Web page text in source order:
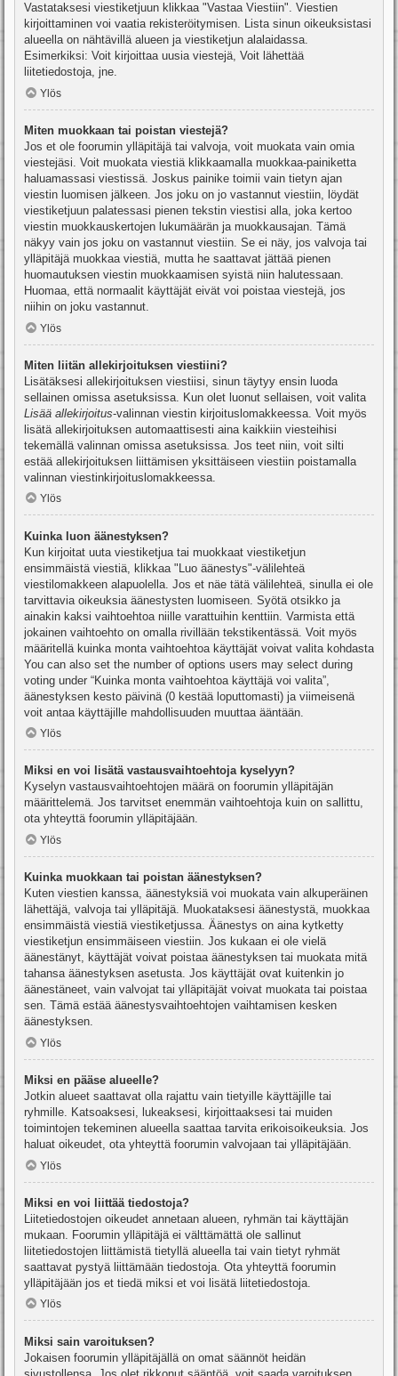
Vastataksesi viestiketjuun klikkaa "Vastaa Viestiin". Viestien
kirjoittaminen voi vaatia rekisteröitymisen. Lista sinun oikeuksistasi
alueella on nähtävillä alueen ja viestiketjun alalaidassa.
Esimerkiksi: Voit kirjoittaa uusia viestejä, Voit lähettää
liitetiedostoja, jne.
Ylös
Miten muokkaan tai poistan viestejä?
Jos et ole foorumin ylläpitäjä tai valvoja, voit muokata vain omia
viestejäsi. Voit muokata viestiä klikkaamalla muokkaa-painiketta
haluamassasi viestissä. Joskus painike toimii vain tietyn ajan
viestin luomisen jälkeen. Jos joku on jo vastannut viestiin, löydät
viestiketjuun palatessasi pienen tekstin viestisi alla, joka kertoo
viestin muokkauskertojen lukumäärän ja muokkausajan. Tämä
näkyy vain jos joku on vastannut viestiin. Se ei näy, jos valvoja tai
ylläpitäjä muokkaa viestiä, mutta he saattavat jättää pienen
huomautuksen viestin muokkaamisen syistä niin halutessaan.
Huomaa, että normaalit käyttäjät eivät voi poistaa viestejä, jos
niihin on joku vastannut.
Ylös
Miten liitän allekirjoituksen viestiini?
Lisätäksesi allekirjoituksen viestiisi, sinun täytyy ensin luoda
sellainen omissa asetuksissa. Kun olet luonut sellaisen, voit valita
Lisää allekirjoitus-valinnan viestin kirjoituslomakkeessa. Voit myös
lisätä allekirjoituksen automaattisesti aina kaikkiin viesteihisi
tekemällä valinnan omissa asetuksissa. Jos teet niin, voit silti
estää allekirjoituksen liittämisen yksittäiseen viestiin poistamalla
valinnan viestinkirjoituslomakkeessa.
Ylös
Kuinka luon äänestyksen?
Kun kirjoitat uuta viestiketjua tai muokkaat viestiketjun
ensimmäistä viestiä, klikkaa "Luo äänestys"-välilehteä
viestilomakkeen alapuolella. Jos et näe tätä välilehteä, sinulla ei ole
tarvittavia oikeuksia äänestysten luomiseen. Syötä otsikko ja
ainakin kaksi vaihtoehtoa niille varattuihin kenttiin. Varmista että
jokainen vaihtoehto on omalla rivillään tekstikentässä. Voit myös
määritellä kuinka monta vaihtoehtoa käyttäjät voivat valita kohdasta
You can also set the number of options users may select during
voting under “Kuinka monta vaihtoehtoa käyttäjä voi valita”,
äänestyksen kesto päivinä (0 kestää loputtomasti) ja viimeisenä
voit antaa käyttäjille mahdollisuuden muuttaa ääntään.
Ylös
Miksi en voi lisätä vastausvaihtoehtoja kyselyyn?
Kyselyn vastausvaihtoehtojen määrä on foorumin ylläpitäjän
määrittelemä. Jos tarvitset enemmän vaihtoehtoja kuin on sallittu,
ota yhteyttä foorumin ylläpitäjään.
Ylös
Kuinka muokkaan tai poistan äänestyksen?
Kuten viestien kanssa, äänestyksiä voi muokata vain alkuperäinen
lähettäjä, valvoja tai ylläpitäjä. Muokataksesi äänestystä, muokkaa
ensimmäistä viestiä viestiketjussa. Äänestys on aina kytketty
viestiketjun ensimmäiseen viestiin. Jos kukaan ei ole vielä
äänestänyt, käyttäjät voivat poistaa äänestyksen tai muokata mitä
tahansa äänestyksen asetusta. Jos käyttäjät ovat kuitenkin jo
äänestäneet, vain valvojat tai ylläpitäjät voivat muokata tai poistaa
sen. Tämä estää äänestysvaihtoehtojen vaihtamisen kesken
äänestyksen.
Ylös
Miksi en pääse alueelle?
Jotkin alueet saattavat olla rajattu vain tietyille käyttäjille tai
ryhmille. Katsoaksesi, lukeaksesi, kirjoittaaksesi tai muiden
toimintojen tekeminen alueella saattaa tarvita erikoisoikeuksia. Jos
haluat oikeudet, ota yhteyttä foorumin valvojaan tai ylläpitäjään.
Ylös
Miksi en voi liittää tiedostoja?
Liitetiedostojen oikeudet annetaan alueen, ryhmän tai käyttäjän
mukaan. Foorumin ylläpitäjä ei välttämättä ole sallinut
liitetiedostojen liittämistä tietyllä alueella tai vain tietyt ryhmät
saattavat pystyä liittämään tiedostoja. Ota yhteyttä foorumin
ylläpitäjään jos et tiedä miksi et voi lisätä liitetiedostoja.
Ylös
Miksi sain varoituksen?
Jokaisen foorumin ylläpitäjällä on omat säännöt heidän